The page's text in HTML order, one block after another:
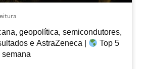
geopolítica, semicondutores,
e AstraZeneca |
Top 5